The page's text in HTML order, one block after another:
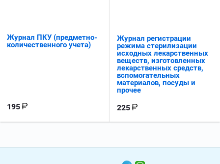
Журнал ПКУ (предметно-
количественного учета)
195
Журнал регистрации
режима стерилизации
исходных лекарственных
веществ, изготовленных
лекарственных средств,
вспомогательных
материалов, посуды и
прочее
225